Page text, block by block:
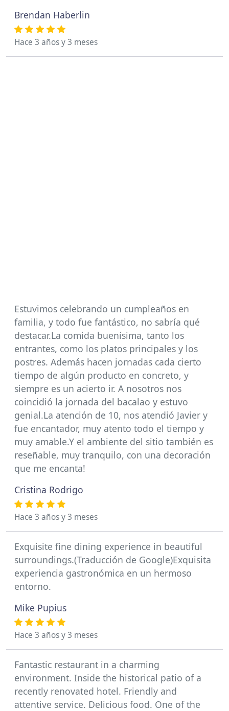
Brendan Haberlin
Hace 3 años y 3 meses
Estuvimos celebrando un cumpleaños en
familia, y todo fue fantástico, no sabría qué
destacar.La comida buenísima, tanto los
entrantes, como los platos principales y los
postres. Además hacen jornadas cada cierto
tiempo de algún producto en concreto, y
siempre es un acierto ir. A nosotros nos
coincidió la jornada del bacalao y estuvo
genial.La atención de 10, nos atendió Javier y
fue encantador, muy atento todo el tiempo y
muy amable.Y el ambiente del sitio también es
reseñable, muy tranquilo, con una decoración
que me encanta!
Cristina Rodrigo
Hace 3 años y 3 meses
Exquisite fine dining experience in beautiful
surroundings.(Traducción de Google)Exquisita
experiencia gastronómica en un hermoso
entorno.
Mike Pupius
Hace 3 años y 3 meses
Fantastic restaurant in a charming
environment. Inside the historical patio of a
recently renovated hotel. Friendly and
attentive service. Delicious food. One of the